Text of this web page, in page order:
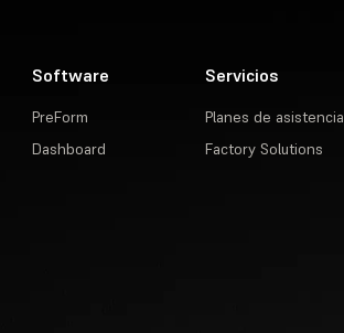
Software
PreForm
Dashboard
Servicios
Planes de asistencia
Factory Solutions